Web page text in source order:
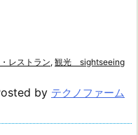
レストラン, 観光 sightseeing
by テクノファーム